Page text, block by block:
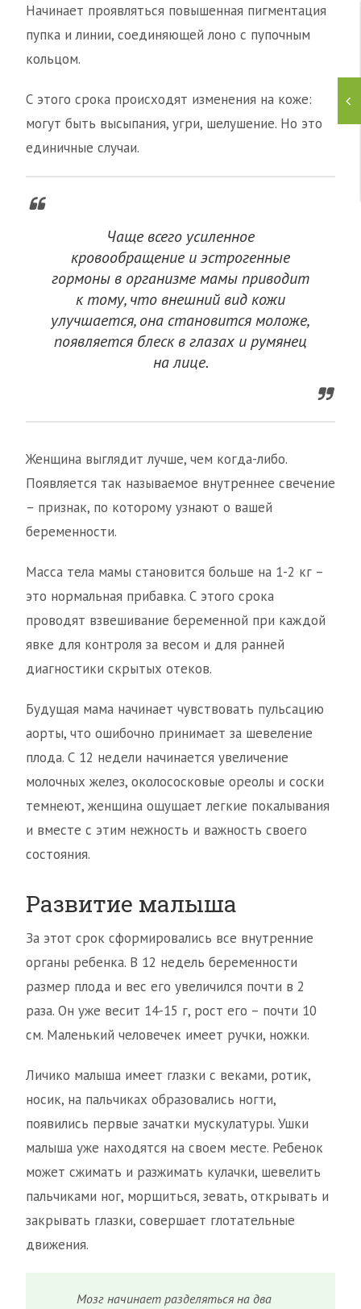
Начинает проявляться повышенная пигментация
пупка и линии, соединяющей лоно с пупочным
кольцом.
С этого срока происходят изменения на коже:
могут быть высыпания, угри, шелушение. Но это
единичные случаи.
Чаще всего усиленное
кровообращение и эстрогенные
гормоны в организме мамы приводит
к тому, что внешний вид кожи
улучшается, она становится моложе,
появляется блеск в глазах и румянец
на лице.
Женщина выглядит лучше, чем когда-либо.
Появляется так называемое внутреннее свечение
– признак, по которому узнают о вашей
беременности.
Масса тела мамы становится больше на 1-2 кг –
это нормальная прибавка. С этого срока
проводят взвешивание беременной при каждой
явке для контроля за весом и для ранней
диагностики скрытых отеков.
Будущая мама начинает чувствовать пульсацию
аорты, что ошибочно принимает за шевеление
плода. С 12 недели начинается увеличение
молочных желез, околососковые ореолы и соски
темнеют, женщина ощущает легкие покалывания
и вместе с этим нежность и важность своего
состояния.
Развитие малыша
За этот срок сформировались все внутренние
органы ребенка. В 12 недель беременности
размер плода и вес его увеличился почти в 2
раза. Он уже весит 14-15 г, рост его – почти 10
см. Маленький человечек имеет ручки, ножки.
Личико малыша имеет глазки с веками, ротик,
носик, на пальчиках образовались ногти,
появились первые зачатки мускулатуры. Ушки
малыша уже находятся на своем месте. Ребенок
может сжимать и разжимать кулачки, шевелить
пальчиками ног, морщиться, зевать, открывать и
закрывать глазки, совершает глотательные
движения.
Мозг начинает разделяться на два